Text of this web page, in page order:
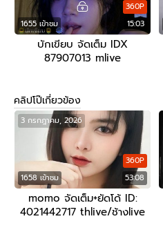
1655 เข้าชม 15:03
360P
บักเขียบ จัดเต็ม IDX
87907013 mlive
คลิปโป๊เกี่ยวข้อง
1658 เข้าชม 53:08
360P
3 กรกฎาคม, 2026
momo จัดเต็ม+ยัดโด้ ID:
4021442717 thlive/ช้างlive